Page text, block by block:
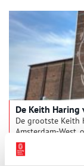
De Keith Haring
De grootste Keith
Amsterdam-West,
een jaar geleden
verborgen heeft